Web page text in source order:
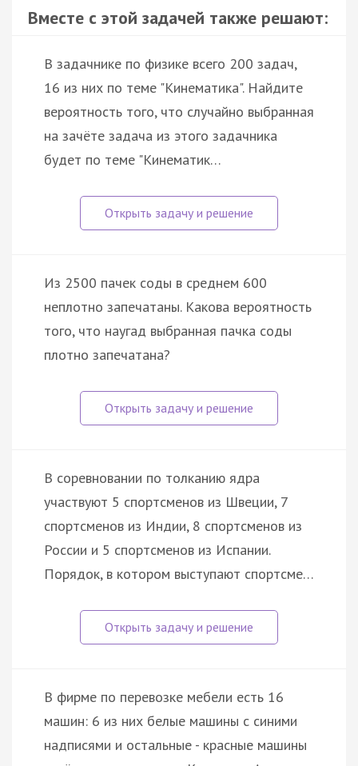
Вместе с этой задачей также решают:
В задачнике по физике всего 200 задач,
16 из них по теме "Кинематика". Найдите
вероятность того, что случайно выбранная
на зачёте задача из этого задачника
будет по теме "Кинематик…
Из 2500 пачек соды в среднем 600
неплотно запечатаны. Какова вероятность
того, что наугад выбранная пачка соды
плотно запечатана?
В соревновании по толканию ядра
участвуют 5 спортсменов из Швеции, 7
спортсменов из Индии, 8 спортсменов из
России и 5 спортсменов из Испании.
Порядок, в котором выступают спортсме…
В фирме по перевозке мебели есть 16
машин: 6 из них белые машины с синими
надписями и остальные - красные машины